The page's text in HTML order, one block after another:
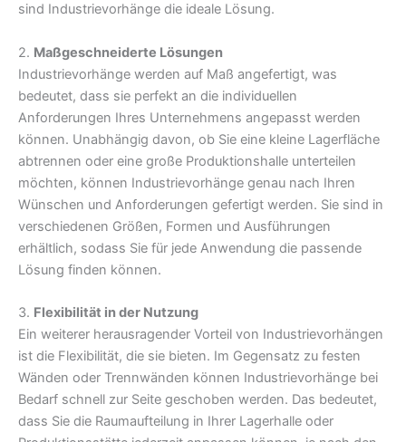
sind Industrievorhänge die ideale Lösung.
2. Maßgeschneiderte Lösungen
Industrievorhänge werden auf Maß angefertigt, was
bedeutet, dass sie perfekt an die individuellen
Anforderungen Ihres Unternehmens angepasst werden
können. Unabhängig davon, ob Sie eine kleine Lagerfläche
abtrennen oder eine große Produktionshalle unterteilen
möchten, können Industrievorhänge genau nach Ihren
Wünschen und Anforderungen gefertigt werden. Sie sind in
verschiedenen Größen, Formen und Ausführungen
erhältlich, sodass Sie für jede Anwendung die passende
Lösung finden können.
3. Flexibilität in der Nutzung
Ein weiterer herausragender Vorteil von Industrievorhängen
ist die Flexibilität, die sie bieten. Im Gegensatz zu festen
Wänden oder Trennwänden können Industrievorhänge bei
Bedarf schnell zur Seite geschoben werden. Das bedeutet,
dass Sie die Raumaufteilung in Ihrer Lagerhalle oder